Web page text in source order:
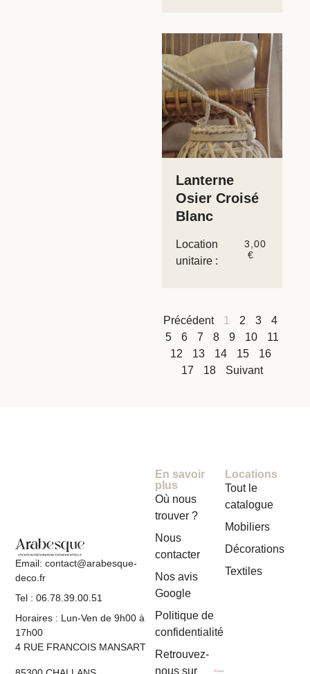
Lanterne
Osier Croisé
Blanc
Location
unitaire :
3,00
€
Précédent 1 2 3
4
5
6 7 8 9 10
11
12
13 14 15
16
17
18 Suivant
Email: contact@arabesque-
deco.fr
Tel : 06.78.39.00.51
Horaires : Lun-Ven de 9h00 à
17h00
4 RUE FRANCOIS MANSART
Locations
Tout le
catalogue
Mobiliers
Décorations
Textiles
En savoir
plus
Où nous
trouver ?
Nous
contacter
Nos avis
Google
Politique de
confidentialité
Retrouvez-
nous sur